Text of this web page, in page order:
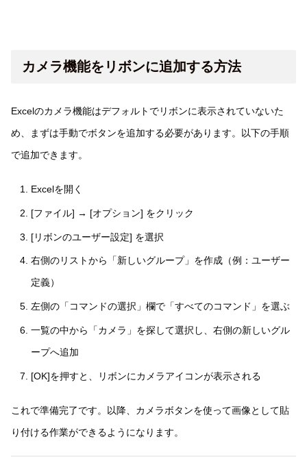
カメラ機能をリボンに追加する方法
Excelのカメラ機能はデフォルトでリボンに表示されていないた
め、まずは手動でボタンを追加する必要があります。以下の手順
で追加できます。
Excelを開く
[ファイル] → [オプション] をクリック
[リボンのユーザー設定] を選択
右側のリストから「新しいグループ」を作成（例：ユーザー
定義）
左側の「コマンドの選択」欄で「すべてのコマンド」を選ぶ
一覧の中から「カメラ」を探して選択し、右側の新しいグル
ープへ追加
[OK]を押すと、リボンにカメラアイコンが表示される
これで準備完了です。以降、カメラボタンを使って画像として貼
り付ける作業ができるようになります。